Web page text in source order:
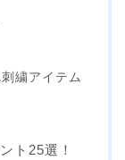
繍アイテム
ト25選！